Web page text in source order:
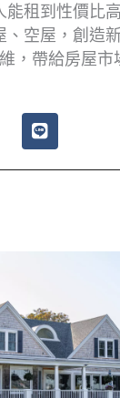
能租到性價比
、空屋，創造
，帶給房屋市
L
i
e